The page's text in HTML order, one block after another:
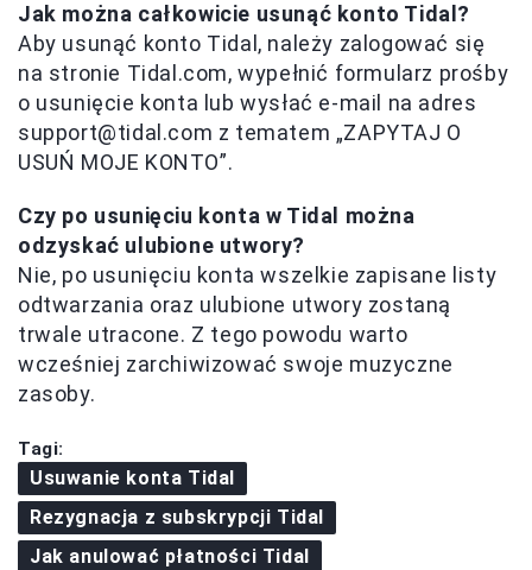
Jak można całkowicie usunąć konto Tidal?
Aby usunąć konto Tidal, należy zalogować się
na stronie Tidal.com, wypełnić formularz prośby
o usunięcie konta lub wysłać e-mail na adres
support@tidal.com z tematem „ZAPYTAJ O
USUŃ MOJE KONTO”.
Czy po usunięciu konta w Tidal można
odzyskać ulubione utwory?
Nie, po usunięciu konta wszelkie zapisane listy
odtwarzania oraz ulubione utwory zostaną
trwale utracone. Z tego powodu warto
wcześniej zarchiwizować swoje muzyczne
zasoby.
Tagi:
Usuwanie konta Tidal
Rezygnacja z subskrypcji Tidal
Jak anulować płatności Tidal